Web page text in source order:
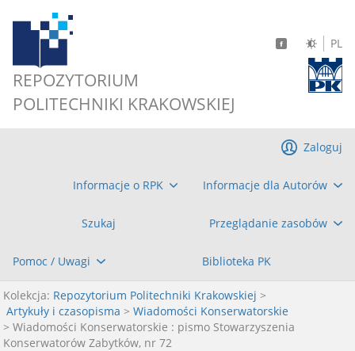
REPOZYTORIUM
POLITECHNIKI KRAKOWSKIEJ
PL
Informacje o RPK Informacje dla Autorów
Szukaj Przeglądanie zasobów
Pomoc / Uwagi Biblioteka PK
Zaloguj
Kolekcja: Repozytorium Politechniki Krakowskiej >
Artykuły i czasopisma > Wiadomości Konserwatorskie
> Wiadomości Konserwatorskie : pismo Stowarzyszenia
Konserwatorów Zabytków, nr 72